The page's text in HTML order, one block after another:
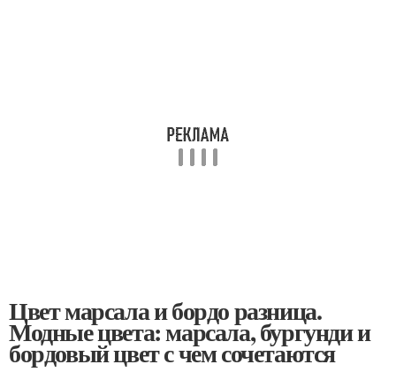
Цвет марсала и бордо разница.
Модные цвета: марсала, бургунди и
бордовый цвет с чем сочетаются